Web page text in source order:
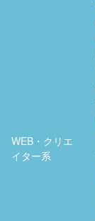
WEB・クリエ
イター系